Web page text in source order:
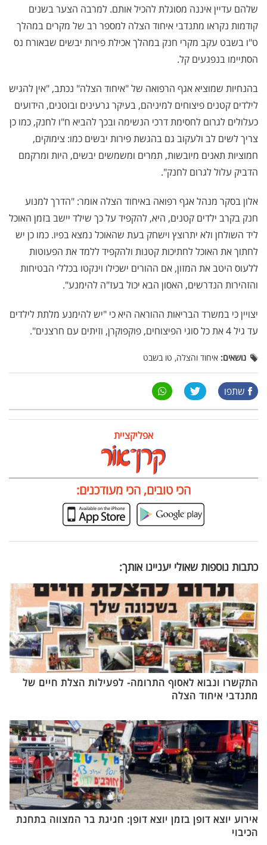
שלהם עדיין איננה מסוגלת להכיל אותם. למרבה הצער בשנים
קודמות נקראו מתנדבי איחוד הצלה למספר רב של מקרים במהלך
ט"ו בשבט עקב מקרי חנק במהלך אכילת פירות יבשים שבאורח נס
הסתיימו בנפגעים קל.
בהנחיות שמוציא אגף הרפואה של "איחוד הצלה" נכתב, "אין להגיש
לילדים קטנים פיצוחים למיניהם, בעיקר גרעינים ובוטנים, הידועים
כעלולים לגרום לחסימת דרכי הנשימה ובכך להביא ח"ו לחנק, כמו כן
צריך לשים לב ולעקוב גם בהגשת פירות יבשים כמו: צימוקים,
חמוציות תאנים מיובשות, תמרים ומשמשים יבשים, היות ומרקמם
הדביק עלול לגרום לחנק".
אלון בסקר מנהל אגף רפואה באיחוד הצלה אומר: "הדרך למנוע
חנק בקרב ילדים קטנים, היא, להקפיד על כך שילד יישב בזמן האוכל
ליד השולחן ולא יתרוצץ וישחק בעת שהאוכל נמצא בפיו. כמו כן יש
לחתוך את האוכל לחתיכות קטנות ולהקפיד ללמד את הפעוטות
ללעוס היטב את המזון, אם ההורים ישכילו וינקטו בכללי הבטיחות
והזהירות הנדרשים, האסון הבא יכול בעז"ה להימנע".
יצויין כי במשרד הבריאות ההוראה היא כי "יש להימנע מלתת לילדים
עד גיל 4 את כל סוגי הפיצוחים, פוקפוקרן, וזיתים עם חרצנים".
נושאים: איחוד והצלה, טו בשבט
שתפו
אפליקציית
הכי טובים, הכי מעודכנים:
כתבות נוספות שאולי יעניינו אותך:
התקשרו ונבוא לאסוף התרומה- לפעילות הצלת חיים של
מתנדבי איחוד הצלה
אירוע יוצא דופן בזמן יוצא דופן: חגיגת בר המצווה בתחנת
הכיבוי